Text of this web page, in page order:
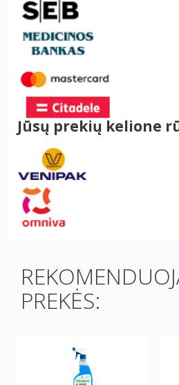
Jūsų prekių kelione
PREKĖS: